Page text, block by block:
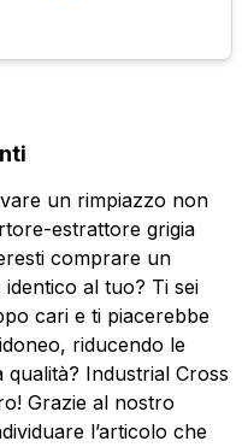
un rimpiazzo non
estrattore grigia
comprare un
al tuo? Ti sei
cari e ti piacerebbe
riducendo le
Industrial Cross
Grazie al nostro
l’articolo che